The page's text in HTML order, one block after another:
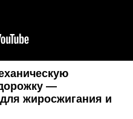
—
жиросжигания и